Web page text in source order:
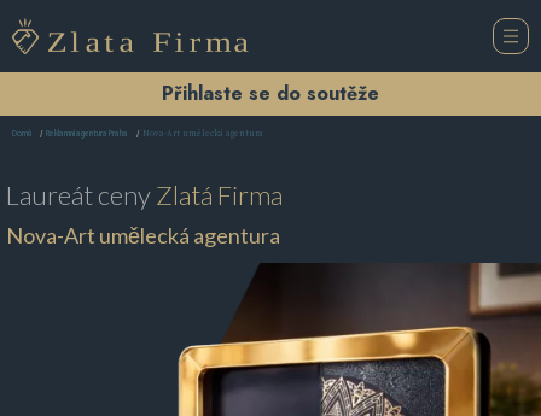
Přihlaste se do soutěže
Domů Reklamní agentura Praha Nova-Art umělecká agentura
Laureát cenyZlatá Firma
Nova-Art umělecká agentura